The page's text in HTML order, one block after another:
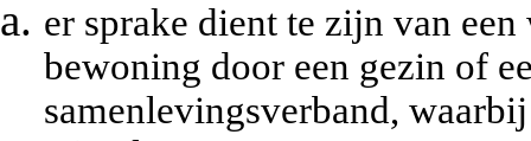
er sprake dient te zijn van
bewoning door een gezin of
samenlevingsverband,